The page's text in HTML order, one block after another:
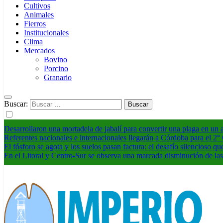
Cultivos
Animales
Fierros
Institucionales
Clima
Mercados
Bovino
Porcino
Granario
Buscar:
Desarrollaron una mortadela de jabalí para convertir una plaga en un
Referentes nacionales e internacionales llegarán a Córdoba para el
El fósforo se agota y los suelos pasan factura: el desafío silencioso
En el Litoral y Centro-Sur se observa una marcada disminución de